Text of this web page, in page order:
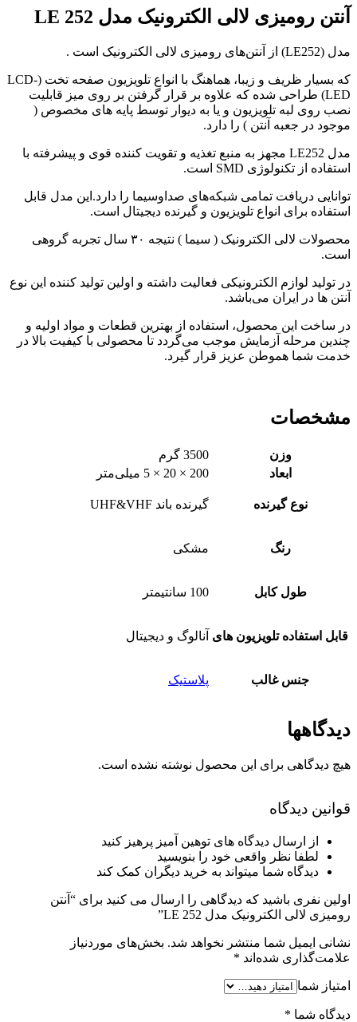
آنتن رومیزی لالی الکترونیک مدل LE 252
مدل (LE252) از آنتن‌های رومیزی لالی الکترونیک است .
که بسیار ظریف و زیبا، هماهنگ با انواع تلویزیون صفحه تخت (LCD-
LED) طراحی شده‌ که علاوه بر قرار گرفتن بر روی میز قابلیت
نصب روی لبه تلویزیون و یا به دیوار توسط پایه های مخصوص (
موجود در جعبه آنتن ) را دارد.
مدل LE252 مجهز به منبع تغذیه و تقویت کننده قوی و پیشرفته با
استفاده از تکنولوژی SMD است.
توانایی دریافت تمامی شبکه‌های صداوسیما را دارد.این مدل قابل
استفاده برای انواع تلویزیون و گیرنده دیجیتال است.
محصولات لالی الکترونیک ( سیما ) نتیجه ۳۰ سال تجربه گروهی
است.
در تولید لوازم الکترونیکی فعالیت داشته و اولین تولید کننده این نوع
آنتن ها در ایران می‌باشد.
در ساخت این محصول، استفاده از بهترین قطعات و مواد اولیه و
چندین مرحله آزمایش موجب می‌گردد تا محصولی با کیفیت بالا در
خدمت شما هموطن عزیز قرار گیرد.
مشخصات
وزن
3500 گرم
ابعاد
200 × 20 × 5 میلی‌متر
نوع گیرنده گیرنده باند UHF&VHF
رنگ مشکی
طول کابل 100 سانتیمتر
قابل استفاده تلویزیون های آنالوگ و دیجیتال
جنس غالب پلاستیک
دیدگاهها
هیچ دیدگاهی برای این محصول نوشته نشده است.
قوانین دیدگاه
از ارسال دیدگاه های توهین آمیز پرهیز کنید
لطفا نظر واقعی خود را بنویسید
دیدگاه شما میتواند به خرید دیگران کمک کند
اولین نفری باشید که دیدگاهی را ارسال می کنید برای “آنتن
رومیزی لالی الکترونیک مدل LE 252”
نشانی ایمیل شما منتشر نخواهد شد. بخش‌های موردنیاز
علامت‌گذاری شده‌اند *
امتیاز شما
دیدگاه شما *